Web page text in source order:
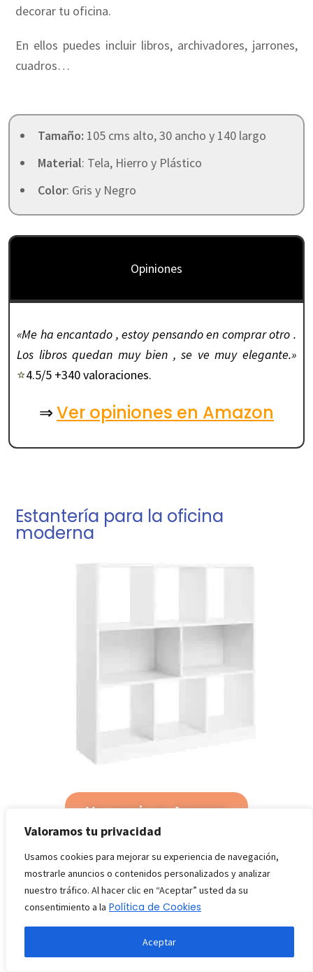
Valoramos tu privacidad
Usamos cookies para mejorar su experiencia de navegación,
mostrarle anuncios o contenidos personalizados y analizar
nuestro tráfico. Al hacer clic en “Aceptar” usted da su
consentimiento a la Política de Cookies
Aceptar
decorar tu oficina.
En ellos puedes incluir libros, archivadores, jarrones,
cuadros…
Tamaño: 105 cms alto, 30 ancho y 140 largo
Material: Tela, Hierro y Plástico
Color: Gris y Negro
Opiniones
«Me ha encantado , estoy pensando en comprar otro .
Los libros quedan muy bien , se ve muy elegante.»
⭐4.5/5 +340 valoraciones.
⇒Ver opiniones en Amazon
Estantería para la oficina
moderna
Ver precio en Amazon
Un armario como el anterior, pero este fabricado con
madera resistente y un diseño diferente.
Es perfecto para decorar una oficina, aunque también
es perfecto para un salón o un pasillo.